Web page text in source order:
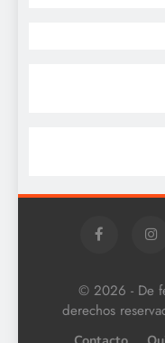
© 2026 - De
derechos